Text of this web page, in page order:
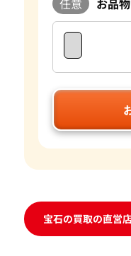
になるお品物がござい
任意 お品
宝石の買取の直営